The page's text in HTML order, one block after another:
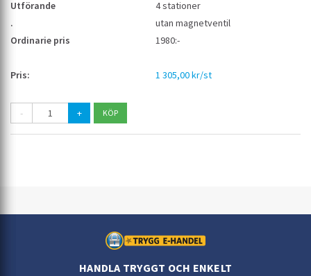
4 stationer
utan magnetventil
1980:-
1 305,00 kr/st
- +
HANDLA TRYGGT OCH ENKELT